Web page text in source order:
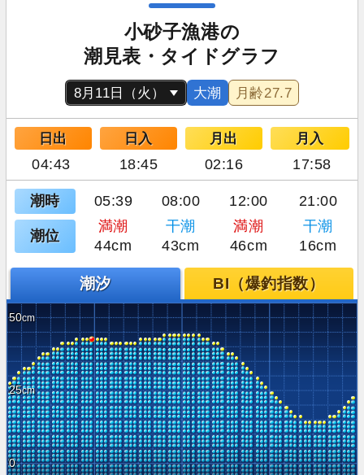
小砂子漁港の
潮見表・タイドグラフ
大潮 月齢27.7
日出 日入 月出 月入
04:43 18:45 02:16 17:58
潮時 05:39 08:00 12:00 21:00
潮位
満潮 干潮 満潮
干潮
44cm
43cm 46cm 16cm
潮汐 BI（爆釣指数）
50
25
0